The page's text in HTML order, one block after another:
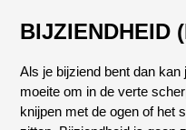
BIJZIENDHEID
Als je bijziend bent dan
moeite om in de verte
knijpen met de ogen of het